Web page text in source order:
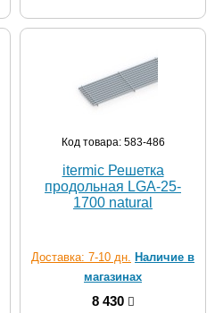
Код товара: 583-486
itermic Решетка
продольная LGA-25-
1700 natural
Доставка: 7-10 дн. Наличие в
магазинах
8 430